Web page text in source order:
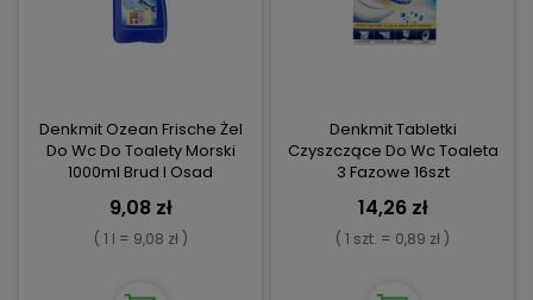
Denkmit Ozean Frische Żel
Do Wc Do Toalety Morski
1000ml Brud I Osad
9,08 zł
( 1 l = 9,08 zł )
Denkmit Tabletki
Czyszczące Do Wc Toaleta
3 Fazowe 16szt
14,26 zł
( 1 szt. = 0,89 zł )